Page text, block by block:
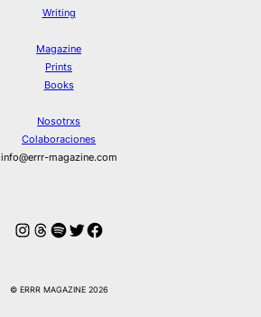
Writing
Magazine
Prints
Books
Nosotrxs
Colaboraciones
info@errr-magazine.com
Instagram
Hilos
Spotify
Twitter
Facebook
© ERRR MAGAZINE 2026